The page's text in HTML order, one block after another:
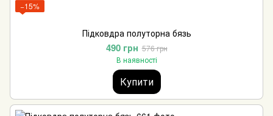
−15%
Підковдра полуторна бязь
490 грн 576 грн
В наявності
Купити